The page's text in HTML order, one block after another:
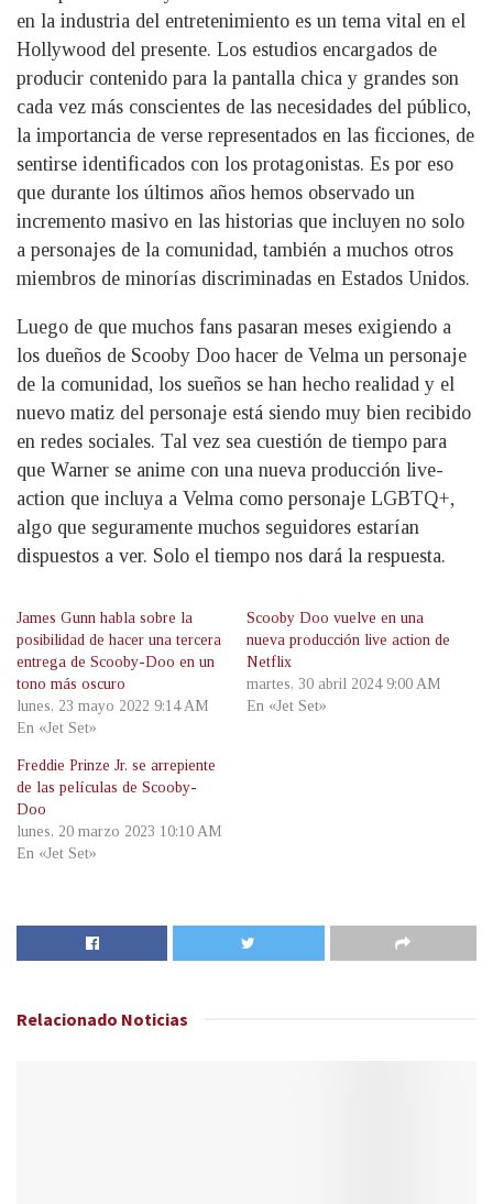
en la industria del entretenimiento es un tema vital en el
Hollywood del presente. Los estudios encargados de
producir contenido para la pantalla chica y grandes son
cada vez más conscientes de las necesidades del público,
la importancia de verse representados en las ficciones, de
sentirse identificados con los protagonistas. Es por eso
que durante los últimos años hemos observado un
incremento masivo en las historias que incluyen no solo
a personajes de la comunidad, también a muchos otros
miembros de minorías discriminadas en Estados Unidos.
Luego de que muchos fans pasaran meses exigiendo a
los dueños de Scooby Doo hacer de Velma un personaje
de la comunidad, los sueños se han hecho realidad y el
nuevo matiz del personaje está siendo muy bien recibido
en redes sociales. Tal vez sea cuestión de tiempo para
que Warner se anime con una nueva producción live-
action que incluya a Velma como personaje LGBTQ+,
algo que seguramente muchos seguidores estarían
dispuestos a ver. Solo el tiempo nos dará la respuesta.
James Gunn habla sobre la
posibilidad de hacer una tercera
entrega de Scooby-Doo en un
tono más oscuro
lunes, 23 mayo 2022 9:14 AM
En «Jet Set»
Scooby Doo vuelve en una
nueva producción live action de
Netflix
martes, 30 abril 2024 9:00 AM
En «Jet Set»
Freddie Prinze Jr. se arrepiente
de las películas de Scooby-
Doo
lunes, 20 marzo 2023 10:10 AM
En «Jet Set»
Relacionado Noticias